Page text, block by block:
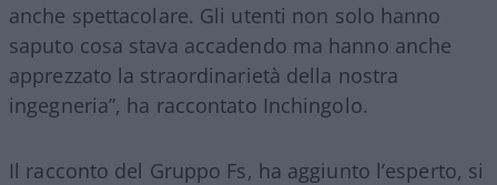
anche spettacolare. Gli utenti non solo hanno
saputo cosa stava accadendo ma hanno anche
apprezzato la straordinarietà della nostra
ingegneria”, ha raccontato Inchingolo.
Il racconto del Gruppo Fs, ha aggiunto l’esperto, si